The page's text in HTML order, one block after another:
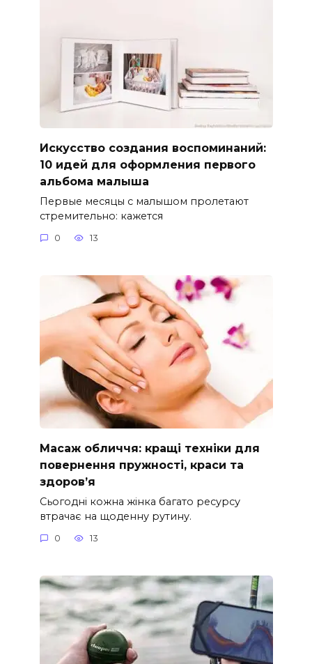
Искусство создания воспоминаний:
10 идей для оформления первого
альбома малыша
Первые месяцы с малышом пролетают
стремительно: кажется
0 13
Масаж обличчя: кращі техніки для
повернення пружності, краси та
здоров’я
Сьогодні кожна жінка багато ресурсу
втрачає на щоденну рутину.
0 13